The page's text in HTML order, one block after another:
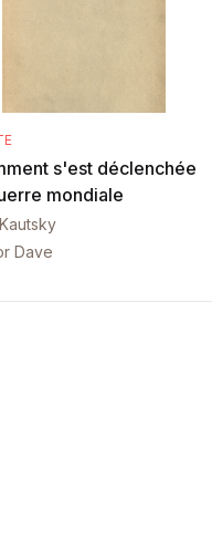
s'est déclenchée
mondiale
Dave